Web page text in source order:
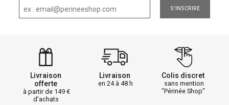
S'INSCRIRE
Livraison
offerte
à partir de 149
d'achats
Livraison
en 24 à 48 h
Colis discret
sans mention
"Périnée Shop"